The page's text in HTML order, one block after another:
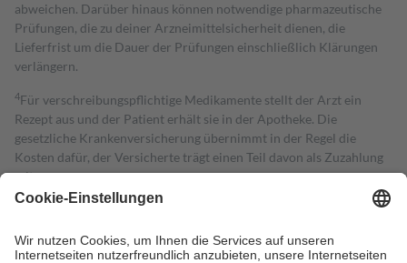
abweichen. Darüber hinaus können notwendige pharmazeutische
Prüfungen, die zu deiner Arzneimittelsicherheit dienen, die
Lieferfrist um die Dauer der Prüfungen einschließlich Klärungen
verlängern.
4Für verschreibungspflichtige Medikamente stellt der Arzt ein
Rezept aus und der Patient erhält sie in der Apotheke. Die
gesetzliche Krankenversicherung übernimmt in der Regel die
Kosten dafür, der Versicherte trägt einen Teil davon als Zuzahlung
mit.
Grundsätzlich leisten Mitglieder Zuzahlungen in Höhe von zehn
höchstens zehn Euro.
Es sind jedoch nie mehr als die tatsächlichen
Kosten der Leistung zu entrichten.